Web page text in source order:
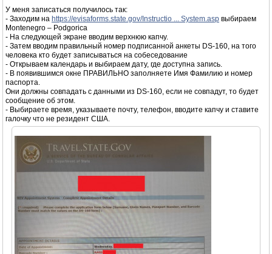
У меня записаться получилось так:
- Заходим на https://evisaforms.state.gov/Instructio ... System.asp выбираем
Montenegro – Podgorica
- На следующей экране вводим верхнюю капчу.
- Затем вводим правильный номер подписанной анкеты DS-160, на того
человека кто будет записываться на собеседование
- Открываем календарь и выбираем дату, где доступна запись.
- В появившимся окне ПРАВИЛЬНО заполняете Имя Фамилию и номер
паспорта.
Они должны совпадать с данными из DS-160, если не совпадут, то будет
сообщение об этом.
- Выбираете время, указываете почту, телефон, вводите капчу и ставите
галочку что не резидент США.